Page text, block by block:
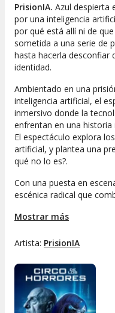
PrisionIA. Azul despierta
por una inteligencia
por qué está allí ni de
sometida a una serie de
hasta hacerla desconfiar
identidad.
Ambientado en una
inteligencia artificial, el
inmersivo donde la
enfrentan en una
El espectáculo explora
artificial, y plantea una
qué no lo es?.
Con una puesta en
escénica radical que
Horrores presenta
adulto que busca algo
Mostrar más
Artista: PrisionIA